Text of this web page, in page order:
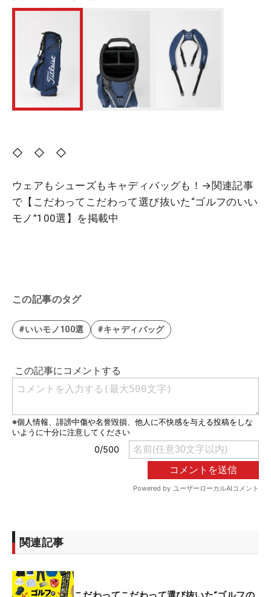
◇ ◇ ◇
ウェアもシューズもキャディバッグも！→関連記事
で【こだわってこだわって選び抜いた“ゴルフのいい
モノ”100選】を掲載中
この記事のタグ
#いいモノ100選 #キャディバッグ
関連記事